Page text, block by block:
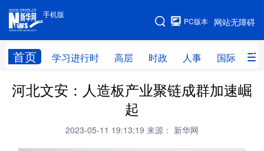
手机版
网站无障碍
PC版本
首页 学习进行时 高层 时政 人事 国际 财
手机版
网站地图
学习进行时 高层 时政 人事
全球连线
河北文安：人造板产业聚链成群加速崛
起
2023-05-11 19:13:19 来源： 新华网